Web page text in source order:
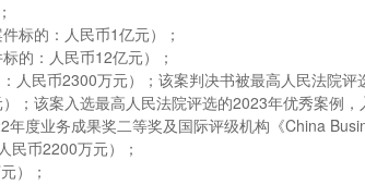
标的：人民币1亿元）；
的：人民币12亿元）；
民币2300万元）；该案判决书被最高人民法院评
；该案入选最高人民法院评选的2023年优秀案例
度业务成果奖二等奖及国际评级机构《China
民币2200万元）；
）；